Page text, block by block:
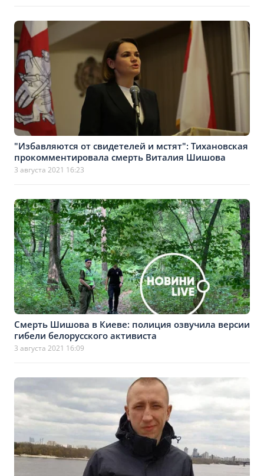
"Избавляются от свидетелей и мстят": Тихановская
прокомментировала смерть Виталия Шишова
3 августа 2021 16:23
Смерть Шишова в Киеве: полиция озвучила версии
гибели белорусского активиста
3 августа 2021 16:09